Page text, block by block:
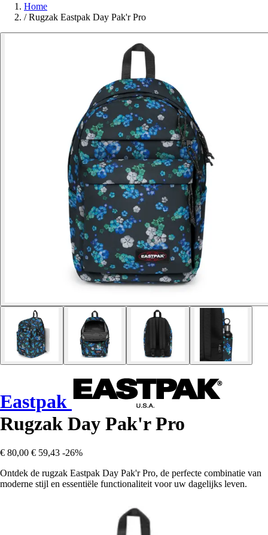
Home
/ Rugzak Eastpak Day Pak'r Pro
Eastpak
Rugzak Day Pak'r Pro
€ 80,00 € 59,43 -26%
Ontdek de rugzak Eastpak Day Pak'r Pro, de perfecte combinatie van
moderne stijl en essentiële functionaliteit voor uw dagelijks leven.